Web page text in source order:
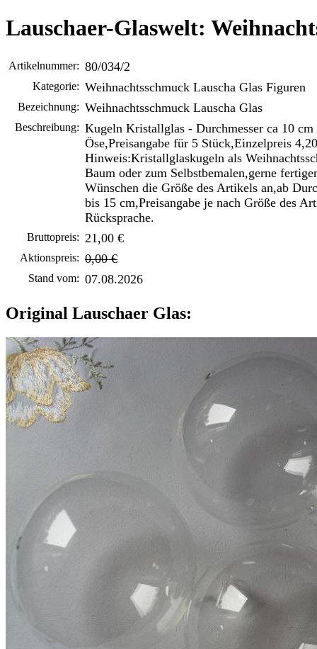
Lauschaer-Glaswelt:
Artikelnummer: 80/034/2
Kategorie: Weihnachtsschmuck Lauscha Glas Figuren
Bezeichnung: Weihnachtsschmuck Lauscha Glas
Beschreibung: Kugeln Kristallglas - Durchmesser ca 10
Öse,Preisangabe für 5 Stück,Einzelpreis
Hinweis:Kristallglaskugeln als
Baum oder zum Selbstbemalen,gerne
Wünschen die Größe des Artikels an,ab
bis 15 cm,Preisangabe je nach Größe des
Rücksprache.
Bruttopreis: 21,00 €
Aktionspreis: 0,00 €
Stand vom: 07.08.2026
Original Lauschaer Glas: